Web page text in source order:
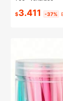
$3.411 -37%